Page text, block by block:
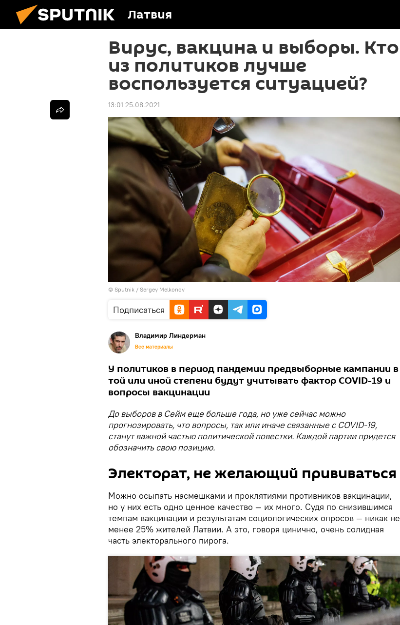
Латвия
Вирус, вакцина и выборы. Кто
из политиков лучше
воспользуется ситуацией?
13:01 25.08.2021
© Sputnik / Sergey Melkonov
Подписаться
Владимир Линдерман
Все материалы
У политиков в период пандемии предвыборные кампании в
той или иной степени будут учитывать фактор COVID-19 и
вопросы вакцинации
До выборов в Сейм еще больше года, но уже сейчас можно
прогнозировать, что вопросы, так или иначе связанные с COVID-19,
станут важной частью политической повестки. Каждой партии придется
обозначить свою позицию.
Электорат, не желающий прививаться
Можно осыпать насмешками и проклятиями противников вакцинации,
но у них есть одно ценное качество — их много. Судя по снизившимся
темпам вакцинации и результатам социологических опросов — никак не
менее 25% жителей Латвии. А это, говоря цинично, очень солидная
часть электорального пирога.